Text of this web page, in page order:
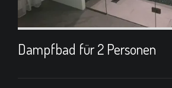
Dampfbad für 2 Personen